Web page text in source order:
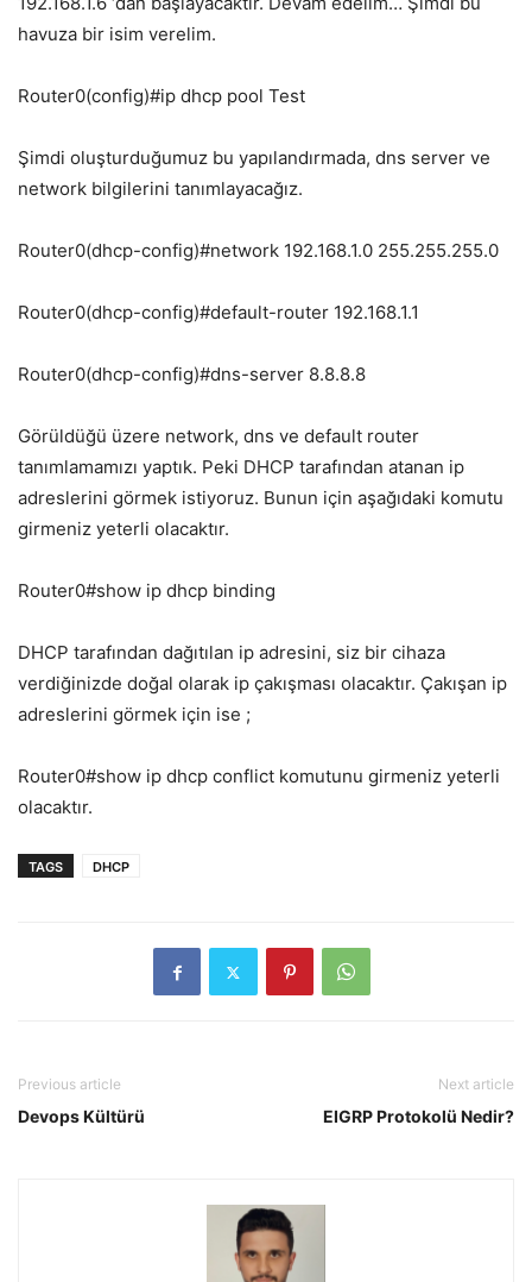
havuza bir isim verelim.
Router0(config)#ip dhcp pool Test
Şimdi oluşturduğumuz bu yapılandırmada, dns server ve
network bilgilerini tanımlayacağız.
Router0(dhcp-config)#network 192.168.1.0 255.255.255.0
Router0(dhcp-config)#default-router 192.168.1.1
Router0(dhcp-config)#dns-server 8.8.8.8
Görüldüğü üzere network, dns ve default router
tanımlamamızı yaptık. Peki DHCP tarafından atanan ip
adreslerini görmek istiyoruz. Bunun için aşağıdaki komutu
girmeniz yeterli olacaktır.
Router0#show ip dhcp binding
DHCP tarafından dağıtılan ip adresini, siz bir cihaza
verdiğinizde doğal olarak ip çakışması olacaktır. Çakışan ip
adreslerini görmek için ise ;
Router0#show ip dhcp conflict komutunu girmeniz yeterli
olacaktır.
TAGS DHCP
Previous article
Devops Kültürü
Next article
EIGRP Protokolü Nedir?